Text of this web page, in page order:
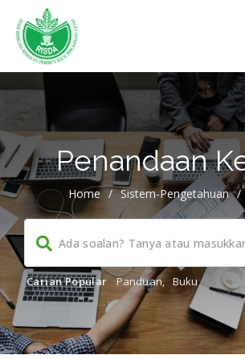
Penandaan
Home / Sistem-Pengetahuan /
Carian Popular Panduan, Buku